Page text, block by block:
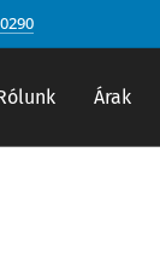
Árak